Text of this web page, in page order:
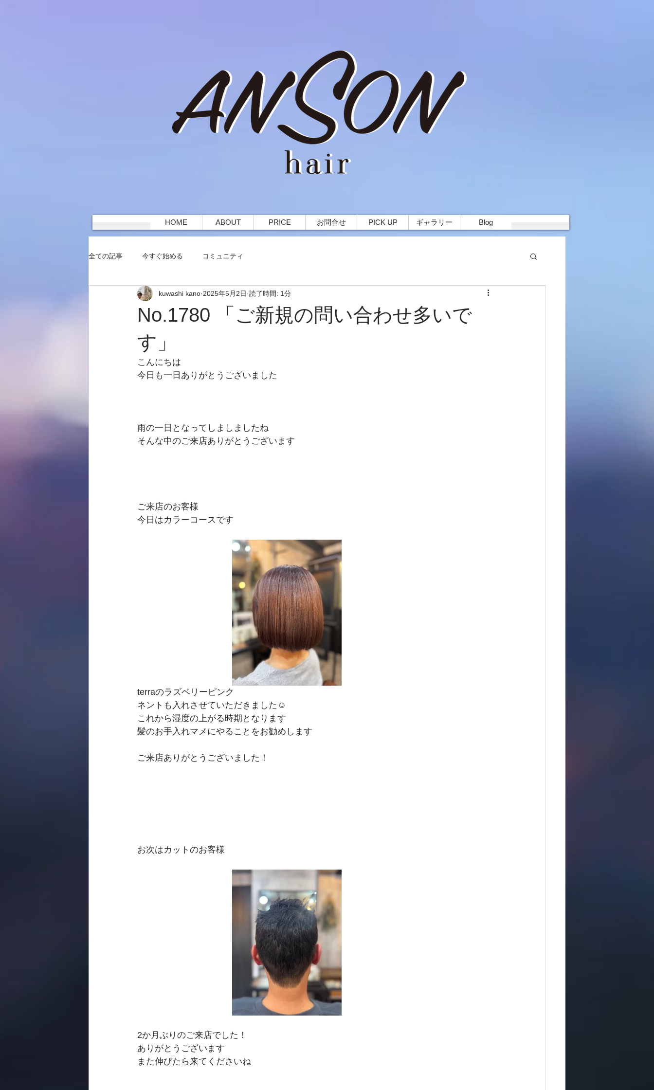
HOME ABOUT PRICE お問合せ PICK UP ギャラリー Blog
全ての記事 今すぐ始める コミュニティ
No.1780 「ご新規の問い合わせ多いで
す」
kuwashi kano 2025年5月2日 読了時間: 1分
こんにちは
今日も一日ありがとうございました
雨の一日となってしましましたね
そんな中のご来店ありがとうございます
ご来店のお客様
今日はカラーコースです
terraのラズベリーピンク
ネントも入れさせていただきました☺
これから湿度の上がる時期となります
髪のお手入れマメにやることをお勧めします
ご来店ありがとうございました！
お次はカットのお客様
2か月ぶりのご来店でした！
ありがとうございます
また伸びたら来てくださいね